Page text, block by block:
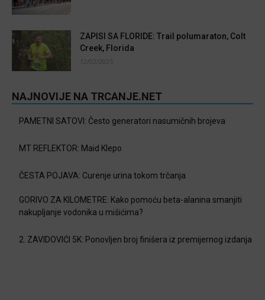
ZAPISI SA FLORIDE: Trail polumaraton, Colt
Creek, Florida
12/02/2025
NAJNOVIJE NA TRCANJE.NET
PAMETNI SATOVI: Često generatori nasumičnih brojeva
MT REFLEKTOR: Maid Klepo
ČESTA POJAVA: Curenje urina tokom trčanja
GORIVO ZA KILOMETRE: Kako pomoću beta-alanina smanjiti
nakupljanje vodonika u mišićima?
2. ZAVIDOVIĆI 5K: Ponovljen broj finišera iz premijernog izdanja